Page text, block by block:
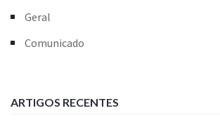
Geral
Comunicado
ARTIGOS RECENTES